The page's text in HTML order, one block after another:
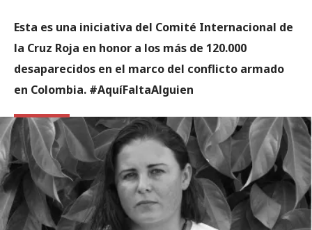
Esta es una iniciativa del Comité Internacional de
la Cruz Roja en honor a los más de 120.000
desaparecidos en el marco del conflicto armado
en Colombia. #AquíFaltaAlguien